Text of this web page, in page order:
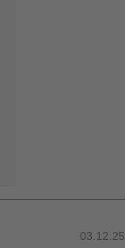
03.12.25